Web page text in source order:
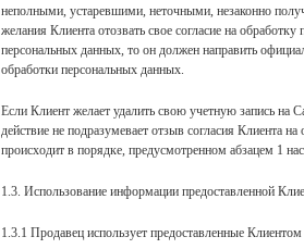
неполными, устаревшими, неточными, незаконно
желания Клиента отозвать свое согласие на
персональных данных, то он должен направить
обработки персональных данных.
Если Клиент желает удалить свою учетную запись на
действие не подразумевает отзыв согласия Клиента
происходит в порядке, предусмотренном абзацем 1
1.3. Использование информации предоставленной
1.3.1 Продавец использует предоставленные